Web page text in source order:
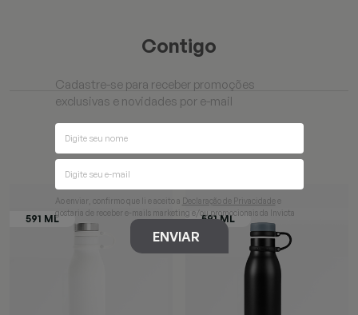
contigo
Filtros
Cadastre-se para receber promoções
exclusivas e novidades por e-mail
Ao enviar, confirmo que li e aceito a Declaração de Privacidade e
gostaria de receber e-mails marketing e/ou promocionais da Invicta
ENVIAR